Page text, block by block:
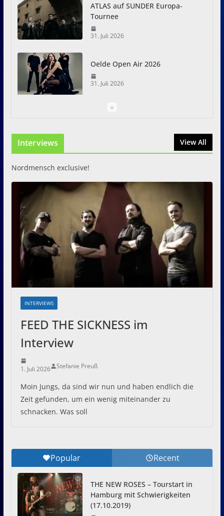
ATLAS auf SUNDER Europa-
Tournee
31. Juli 2026
Oelde Open Air 2026
31. Juli 2026
I Prevail – Violent Nature
Interviews View All
Nordmensch exclusive!
INTERVIEWS
FEED THE SICKNESS im
Interview
1. Juli 2026 Stefanie Preuß
Moin Jungs, da sind wir nun und haben endlich die
Zeit gefunden, um ein wenig miteinander zu
schnacken. Was soll
Popular Recent
THE NEW ROSES – Tourstart in
Hamburg mit Schwierigkeiten
(17.10.2019)